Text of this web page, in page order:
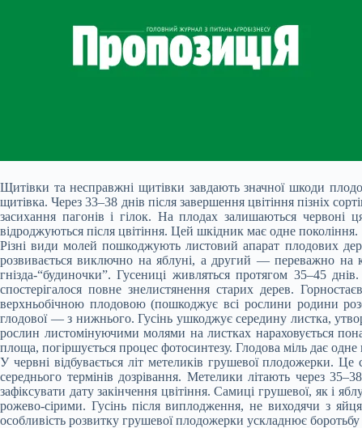
Щитівки та несправжні щитівки завдають значної шкоди
щитівка. Через 33–38 днів після завершення цвітіння пізніх
засихання пагонів і гілок. На плодах залишаються червоні
відроджуються після цвітіння. Цей шкідник має одне покоління.
Різні види молей пошкоджують листовий апарат плодових
розвивається виключно на яблуні, а другий — переважно на
гнізда-“будиночки”. Гусениці живляться протягом 35–45
спостерігалося повне знелистянення старих дерев.
верхньобічною плодовою (пошкоджує всі рослини родини
глодової — з нижнього. Гусінь ушкоджує середину листка,
рослин листомінуючими молями на листках нараховується
площа, погіршується процес фотосинтезу. Глодова міль дає
У червні відбувається літ метеликів грушевої плодожерки.
середнього термінів дозрівання. Метелики літають через
зафіксувати дату закінчення цвітіння. Самиці грушевої, як і
рожево-сірими. Гусінь після виплодження, не виходячи з
особливість розвитку грушевої плодожерки ускладнює